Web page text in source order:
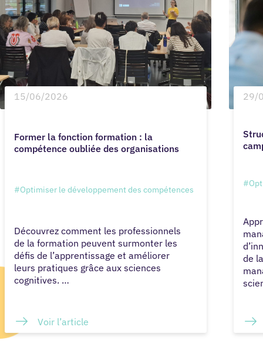
15/06/2026
Former la fonction formation : la
compétence oubliée des organisations
#Optimiser le développement des compétences
Découvrez comment les professionnels
de la formation peuvent surmonter les
défis de l’apprentissage et améliorer
leurs pratiques grâce aux sciences
cognitives. …
Voir l’article
29/
de